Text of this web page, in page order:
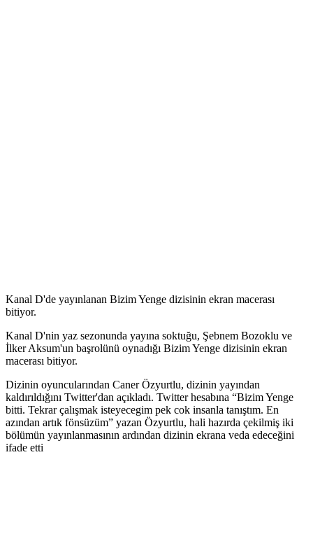
Kanal D'de yayınlanan Bizim Yenge dizisinin ekran macerası
bitiyor.
Kanal D'nin yaz sezonunda yayına soktuğu, Şebnem Bozoklu ve
İlker Aksum'un başrolünü oynadığı Bizim Yenge dizisinin ekran
macerası bitiyor.
Dizinin oyuncularından Caner Özyurtlu, dizinin yayından
kaldırıldığını Twitter'dan açıkladı. Twitter hesabına “Bizim Yenge
bitti. Tekrar çalışmak isteyecegim pek cok insanla tanıştım. En
azından artık fönsüzüm” yazan Özyurtlu, hali hazırda çekilmiş iki
bölümün yayınlanmasının ardından dizinin ekrana veda edeceğini
ifade etti